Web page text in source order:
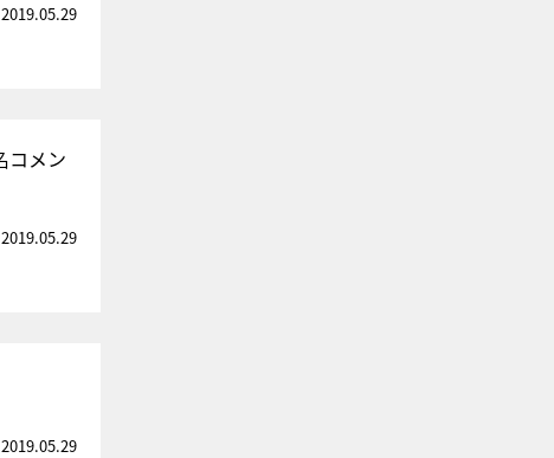
2019.05.29
コメン
2019.05.29
2019.05.29